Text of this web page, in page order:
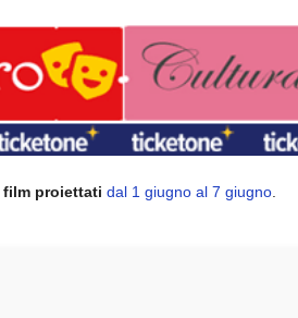
film proiettati dal 1 giugno al 7 giugno.